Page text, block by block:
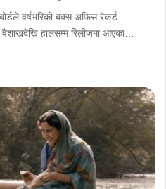
वर्षभरिको बक्स अफिस रेकर्ड
हालसम्म रिलीजमा आएका…